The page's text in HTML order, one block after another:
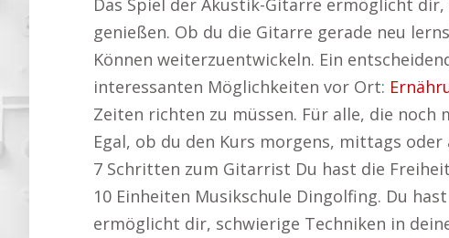
Das Spiel der Akustik-Gitarre ermöglicht
genießen. Ob du die Gitarre gerade neu
Können weiterzuentwickeln. Ein
interessanten Möglichkeiten vor Ort:
Zeiten richten zu müssen. Für alle, die
Egal, ob du den Kurs morgens, mittags
7 Schritten zum Gitarrist Du hast die
10 Einheiten Musikschule Dingolfing. Du
ermöglicht dir, schwierige Techniken in